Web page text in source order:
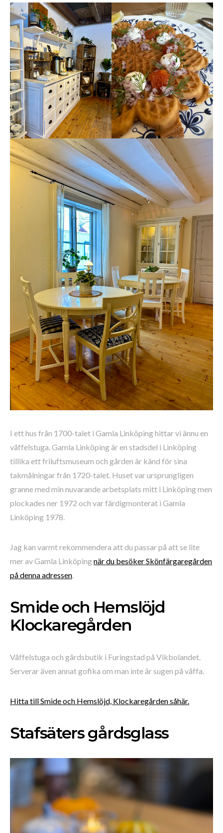
I ett hus från 1700-talet i Gamla Linköping hittar vi ännu en
våffelstuga. Gamla Linköping är en stadsdel i Linköping
tillika ett friluftsmuseum och gården är känd för sina
takmålningar från 1720-talet. Huset var ursprungligen
granne med min nuvarande arbetsplats mitt i Linköping men
plockades ner 1972 och var färdigmonterat i Gamla
Linköping 1978.
Jag kan varmt rekommendera att du passar på att se lite
mer av Gamla Linköpingnär du besöker Skönfärgaregården
på denna adressen
Smide och Hemslöjd
Klockaregården
Våffelstuga och gårdsbutik i Furingstad på Vikbolandet.
Serverar även annat gofika om man inte är sugen på våffa.
Hitta till Smide och Hemslöjd, Klockaregården såhär.
Stafsäters gårdsglass